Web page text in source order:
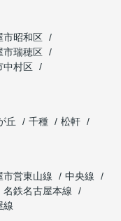
市昭和区
市瑞穂区
中村区
丘 千種
松軒
市営東山線
中央線
名鉄名古屋本線
線